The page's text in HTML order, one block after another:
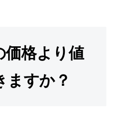
格より値
ますか？